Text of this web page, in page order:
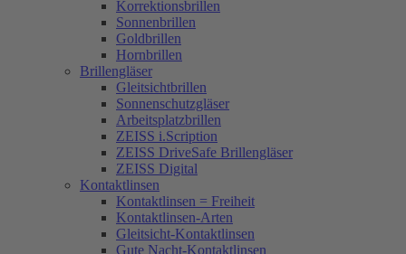
Korrektionsbrillen
Sonnenbrillen
Goldbrillen
Hornbrillen
Brillengläser
Gleitsichtbrillen
Sonnenschutzgläser
Arbeitsplatzbrillen
ZEISS i.Scription
ZEISS DriveSafe Brillengläser
ZEISS Digital
Kontaktlinsen
Kontaktlinsen = Freiheit
Kontaktlinsen-Arten
Gleitsicht-Kontaktlinsen
Gute Nacht-Kontaktlinsen